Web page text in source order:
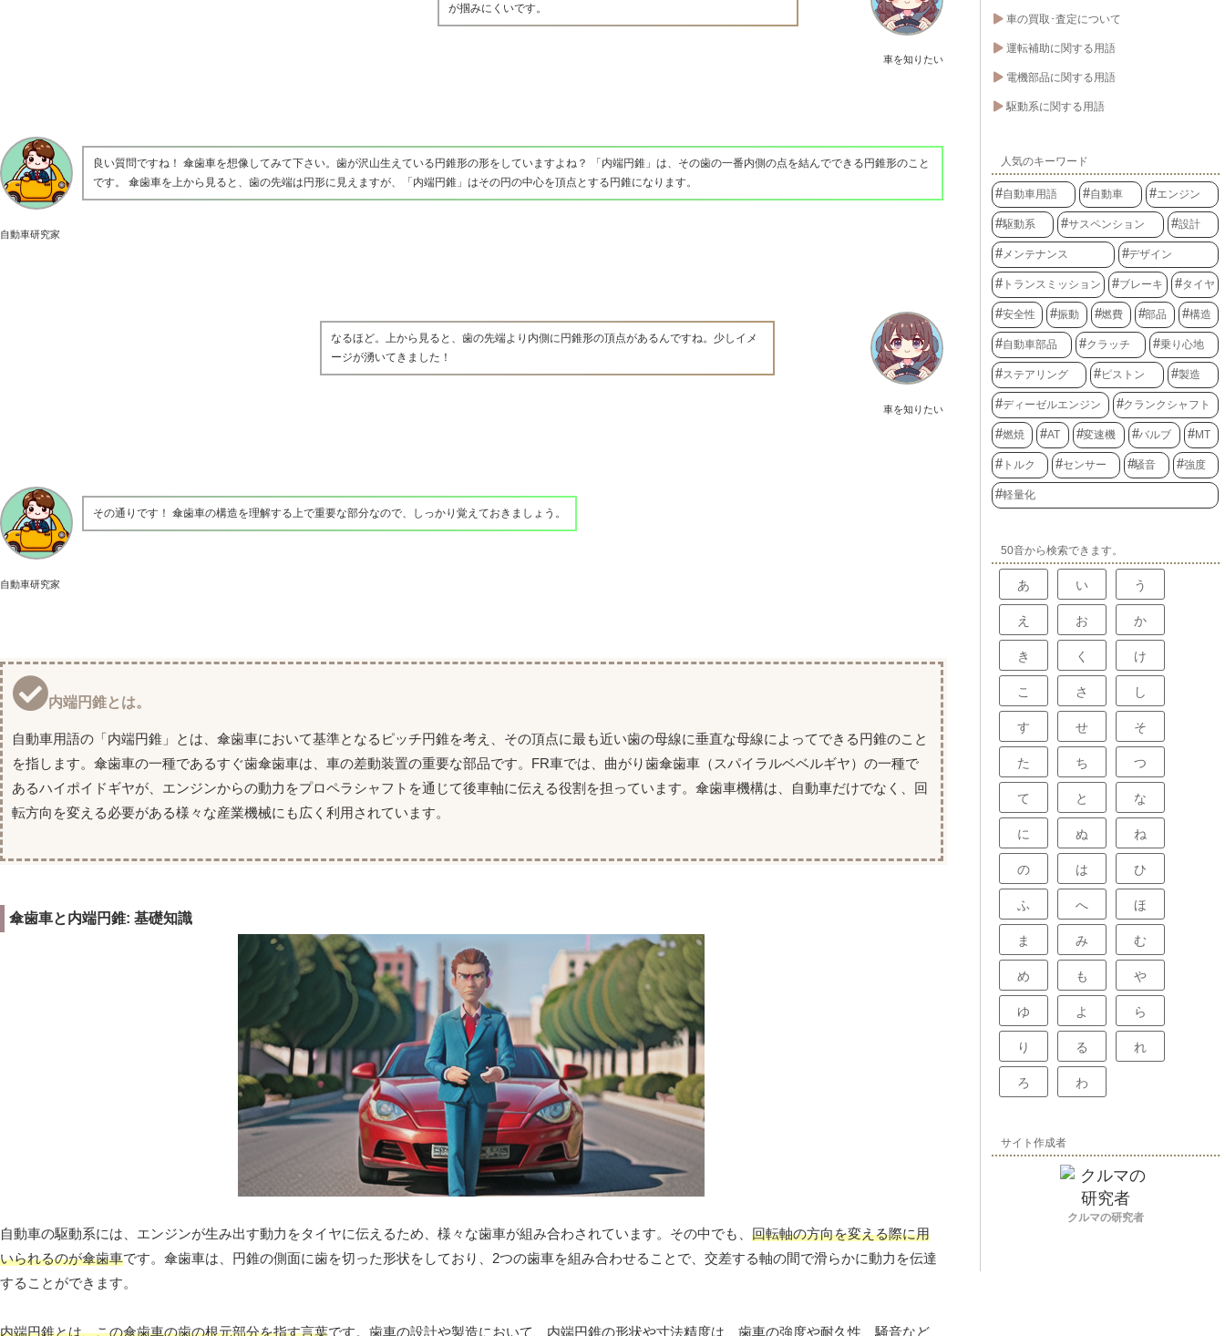
車を知りたい
が掴みにくいです。
自動車研究家
良い質問ですね！ 傘歯車を想像してみて下さい。歯が沢山生えている円錐形の形をしていますよね？ 「内端円錐」は、その歯の一番内側の点を結んでできる円錐形のこと
です。 傘歯車を上から見ると、歯の先端は円形に見えますが、「内端円錐」はその円の中心を頂点とする円錐になります。
車を知りたい
なるほど。上から見ると、歯の先端より内側に円錐形の頂点があるんですね。少しイメ
ージが湧いてきました！
自動車研究家
その通りです！ 傘歯車の構造を理解する上で重要な部分なので、しっかり覚えておきましょう。
内端円錐とは。
自動車用語の「内端円錐」とは、傘歯車において基準となるピッチ円錐を考え、その頂点に最も近い歯の母線に垂直な母線によってできる円錐のこと
を指します。傘歯車の一種であるすぐ歯傘歯車は、車の差動装置の重要な部品です。FR車では、曲がり歯傘歯車（スパイラルベベルギヤ）の一種で
あるハイポイドギヤが、エンジンからの動力をプロペラシャフトを通じて後車軸に伝える役割を担っています。傘歯車機構は、自動車だけでなく、回
転方向を変える必要がある様々な産業機械にも広く利用されています。
傘歯車と内端円錐: 基礎知識
自動車の駆動系には、エンジンが生み出す動力をタイヤに伝えるため、様々な歯車が組み合わされています。その中でも、 回転軸の方向を変える際に用
いられるのが傘歯車です。傘歯車は、円錐の側面に歯を切った形状をしており、2つの歯車を組み合わせることで、交差する軸の間で滑らかに動力を伝達
することができます。
内端円錐とは、この傘歯車の歯の根元部分を指す言葉です。歯車の設計や製造において、内端円錐の形状や寸法精度は、歯車の強度や耐久性、騒音など
車の買取･査定について
運転補助に関する用語
電機部品に関する用語
駆動系に関する用語
人気のキーワード
自動車用語 自動車 エンジン
駆動系 サスペンション 設計
メンテナンス デザイン
トランスミッション ブレーキ タイヤ
安全性 振動 燃費 部品 構造
自動車部品 クラッチ 乗り心地
ステアリング ピストン 製造
ディーゼルエンジン クランクシャフト
燃焼 AT 変速機 バルブ MT
トルク センサー 騒音 強度
軽量化
50音から検索できます。
あ い う
え お か
き く け
こ さ し
す せ そ
た ち つ
て と な
に ぬ ね
の は ひ
ふ へ ほ
ま み む
め も や
ゆ よ ら
り る れ
ろ わ
サイト作成者
クルマの研究者